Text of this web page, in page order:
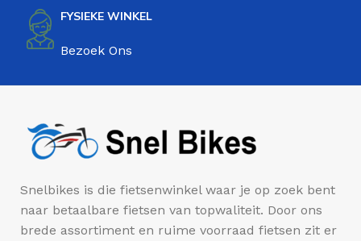
FYSIEKE WINKEL
Bezoek Ons
Snelbikes is die fietsenwinkel waar je op zoek bent
naar betaalbare fietsen van topwaliteit. Door ons
brede assortiment en ruime voorraad fietsen zit er